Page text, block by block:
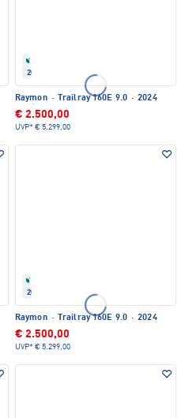
2024
Raymon · Trailray 160E 9.0 · 2024
€ 2.500,00
UVP* € 5.299,00
2024
Raymon · Trailray 160E 9.0 · 2024
€ 2.500,00
UVP* € 5.299,00